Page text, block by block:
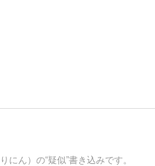
ん）の“疑似”書き込みです。